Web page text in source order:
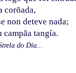
corõada,
non deteve nada;
campãa tangía.
do Día...